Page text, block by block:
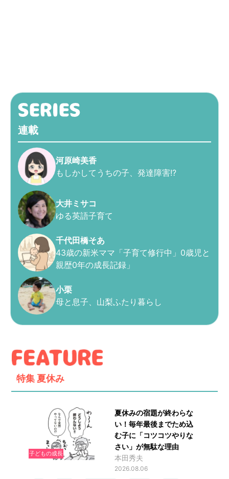
連載
河原崎美香
もしかしてうちの子、発達障害!?
大井ミサコ
ゆる英語子育て
千代田橋そあ
43歳の新米ママ「子育て修行中」0歳児と
親歴0年の成長記録」
小栗
母と息子、山梨ふたり暮らし
特集 夏休み
子どもの成長
夏休みの宿題が終わらな
い！毎年最後までため込
む子に「コツコツやりな
さい」が無駄な理由
本田秀夫
2026.08.06